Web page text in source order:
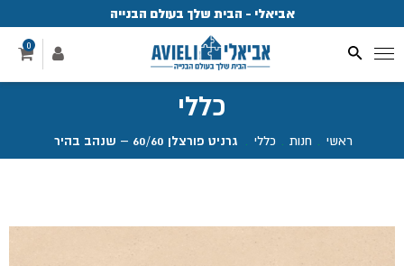
אביאלי - הבית שלך בעולם הבנייה
0
כללי
ראשי חנות כללי גרניט פורצלן 60/60 – שנהב בהיר